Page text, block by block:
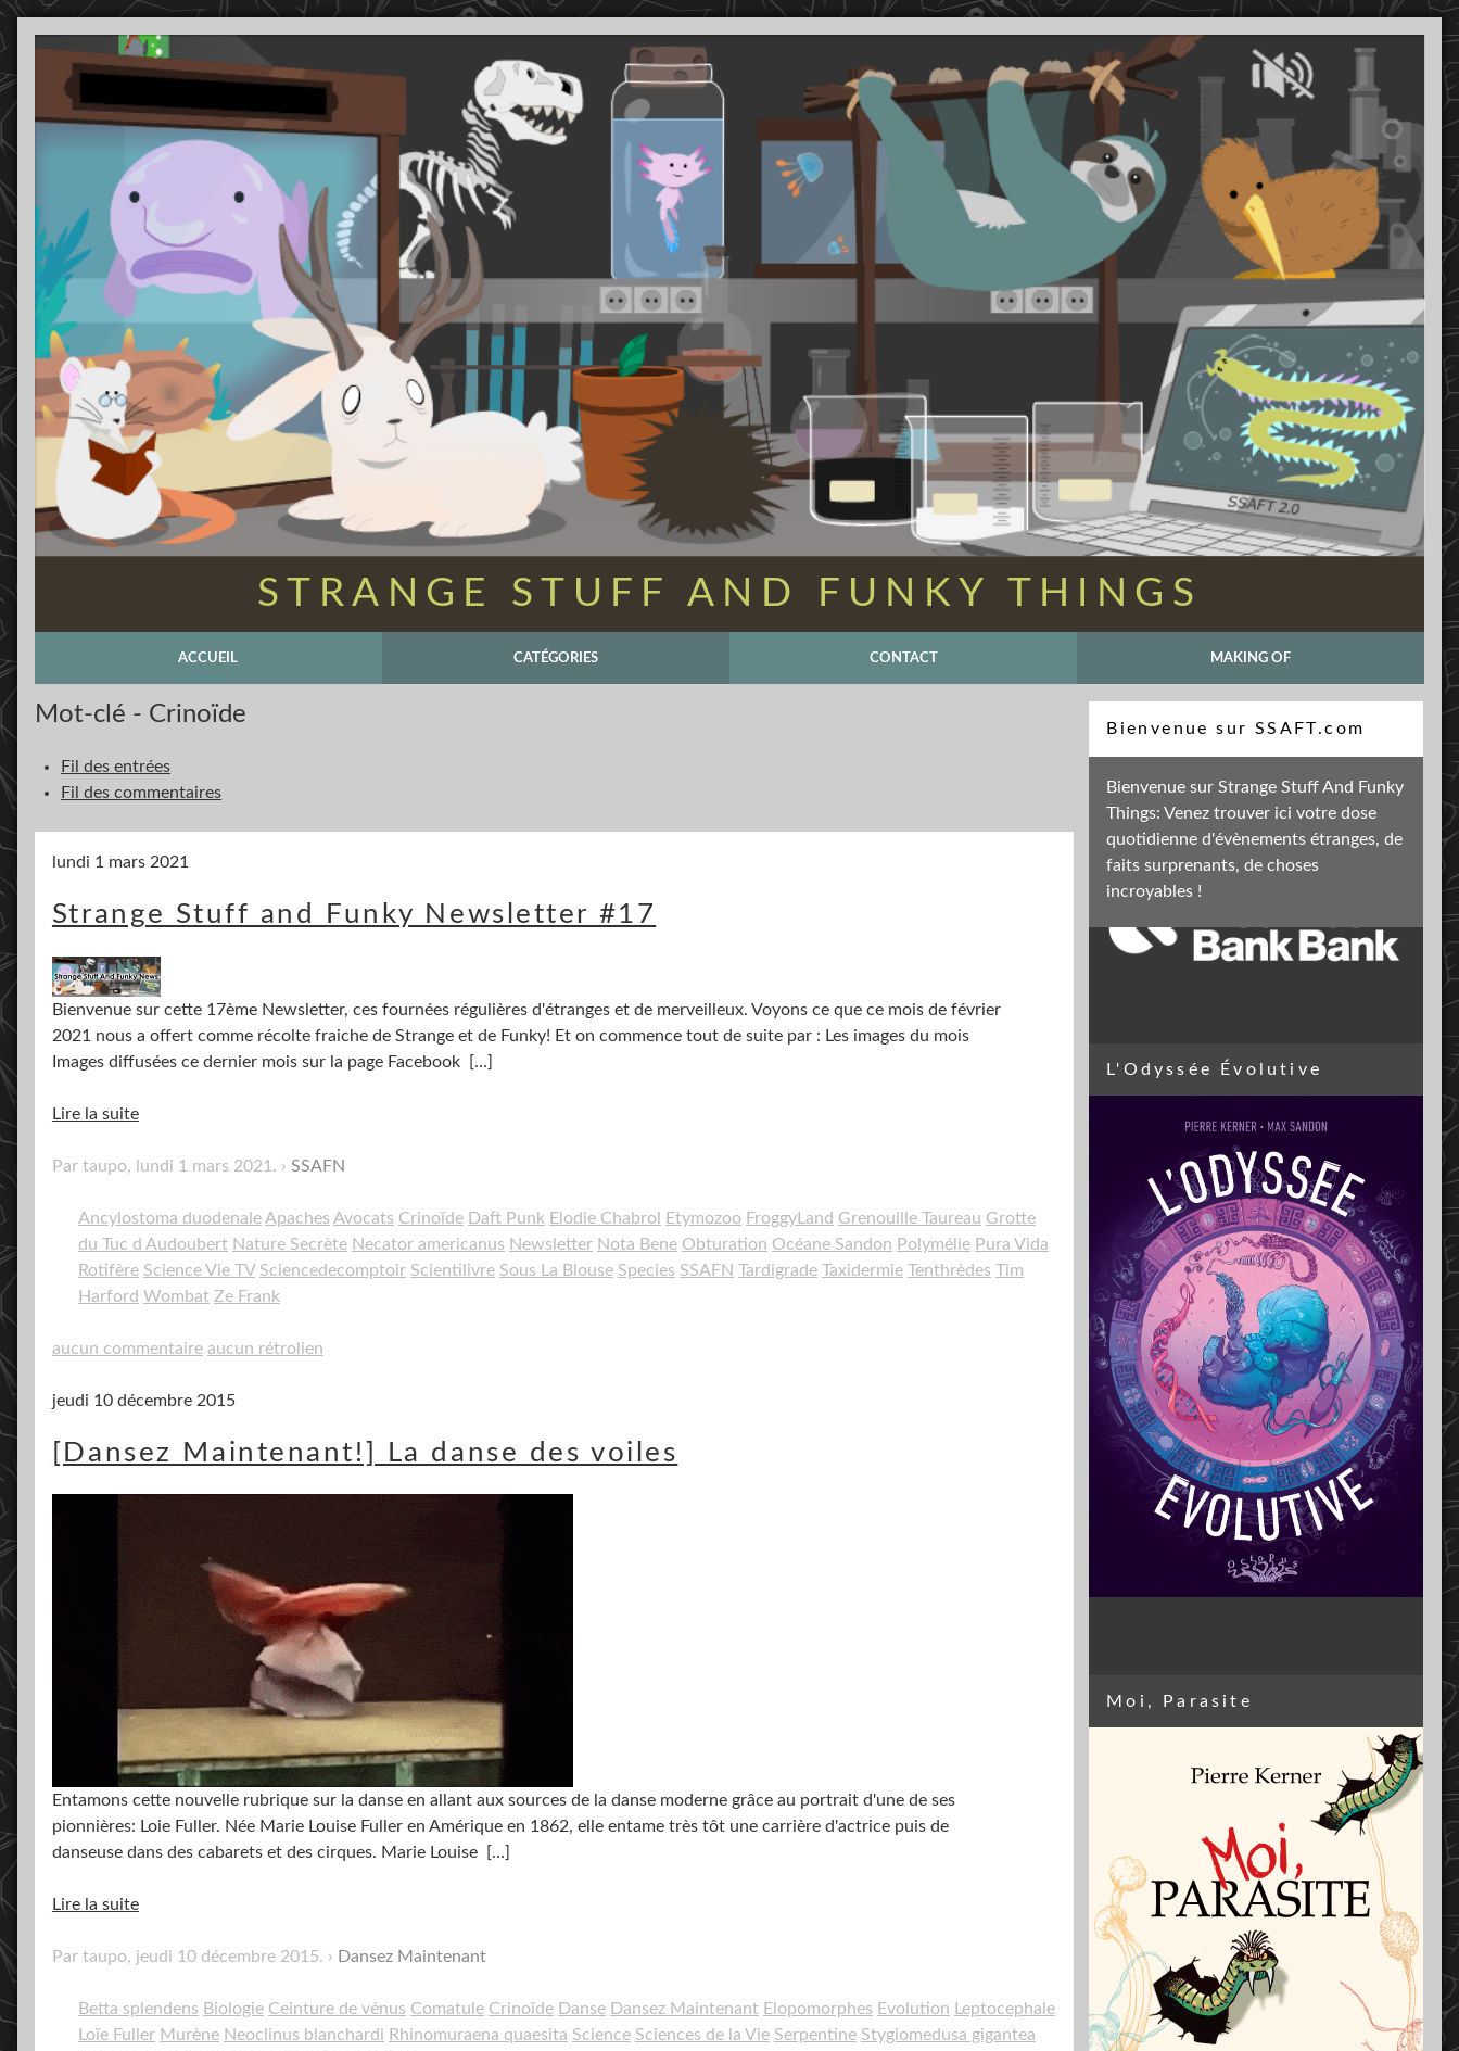
STRANGE STUFF AND FUNKY THINGS
ACCUEIL CATÉGORIES CONTACT MAKING OF
Mot-clé - Crinoïde
Fil des entrées
Fil des commentaires
lundi 1 mars 2021
Strange Stuff and Funky Newsletter #17
Bienvenue sur cette 17ème Newsletter, ces fournées régulières d'étranges et de merveilleux. Voyons ce que ce mois de février
2021 nous a offert comme récolte fraiche de Strange et de Funky! Et on commence tout de suite par : Les images du mois
Images diffusées ce dernier mois sur la page Facebook
[…]
Lire la suite
Par taupo, lundi 1 mars 2021 . SSAFN
Ancylostoma duodenale Apaches Avocats Crinoïde Daft Punk Elodie Chabrol Etymozoo FroggyLand Grenouille Taureau Grotte
du Tuc d Audoubert Nature Secrète Necator americanus Newsletter Nota Bene Obturation Océane Sandon Polymélie Pura Vida
Rotifère Science Vie TV Sciencedecomptoir Scientilivre Sous La Blouse Species SSAFN Tardigrade Taxidermie Tenthrèdes Tim
Harford Wombat Ze Frank
aucun commentaire aucun rétrolien
jeudi 10 décembre 2015
[Dansez Maintenant!] La danse des voiles
Entamons cette nouvelle rubrique sur la danse en allant aux sources de la danse moderne grâce au portrait d'une de ses
pionnières: Loie Fuller. Née Marie Louise Fuller en Amérique en 1862, elle entame très tôt une carrière d'actrice puis de
danseuse dans des cabarets et des cirques. Marie Louise
[…]
Lire la suite
Par taupo, jeudi 10 décembre 2015. Dansez Maintenant
Betta splendens Biologie Ceinture de vénus Comatule Crinoïde Danse Dansez Maintenant Elopomorphes Evolution
Leptocephale
Loïe Fuller Murène Neoclinus blanchardi Rhinomuraena quaesita Science Sciences de la Vie Serpentine Stygiomedusa gigantea
Bienvenue sur SSAFT.com
Bienvenue sur Strange Stuff And Funky
Things: Venez trouver ici votre dose
quotidienne d'évènements étranges, de
faits surprenants, de choses
incroyables !
Recherche
Soutenez mon activité
L'Odyssée Évolutive
Moi, Parasite